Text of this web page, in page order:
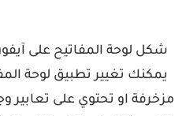
شكل لوحة المفاتيح على
يمكنك تغيير تطبيق لوحة
مزخرفة او تحتوي على تعابير